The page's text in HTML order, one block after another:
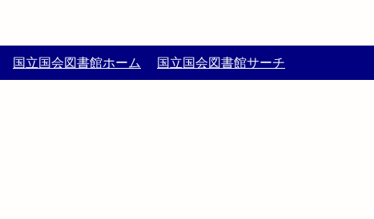
国立国会図書館ホーム 国立国会図書館サーチ